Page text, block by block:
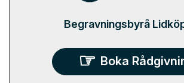
Begravningsbyrå
Boka